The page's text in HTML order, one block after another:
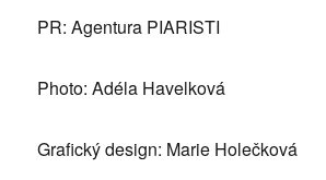
PR: Agentura PIARISTI
Photo: Adéla Havelková
Grafický design: Marie Holečková